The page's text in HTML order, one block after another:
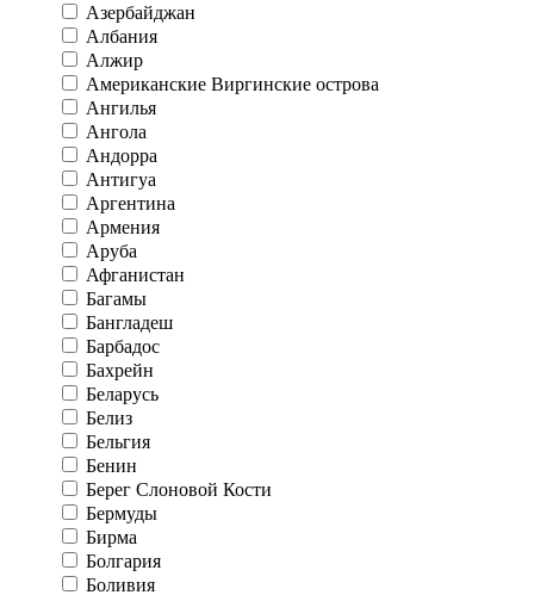
Азербайджан
Албания
Алжир
Американские Виргинские острова
Ангилья
Ангола
Андорра
Антигуа
Аргентина
Армения
Аруба
Афганистан
Багамы
Бангладеш
Барбадос
Бахрейн
Беларусь
Белиз
Бельгия
Бенин
Берег Слоновой Кости
Бермуды
Бирма
Болгария
Боливия